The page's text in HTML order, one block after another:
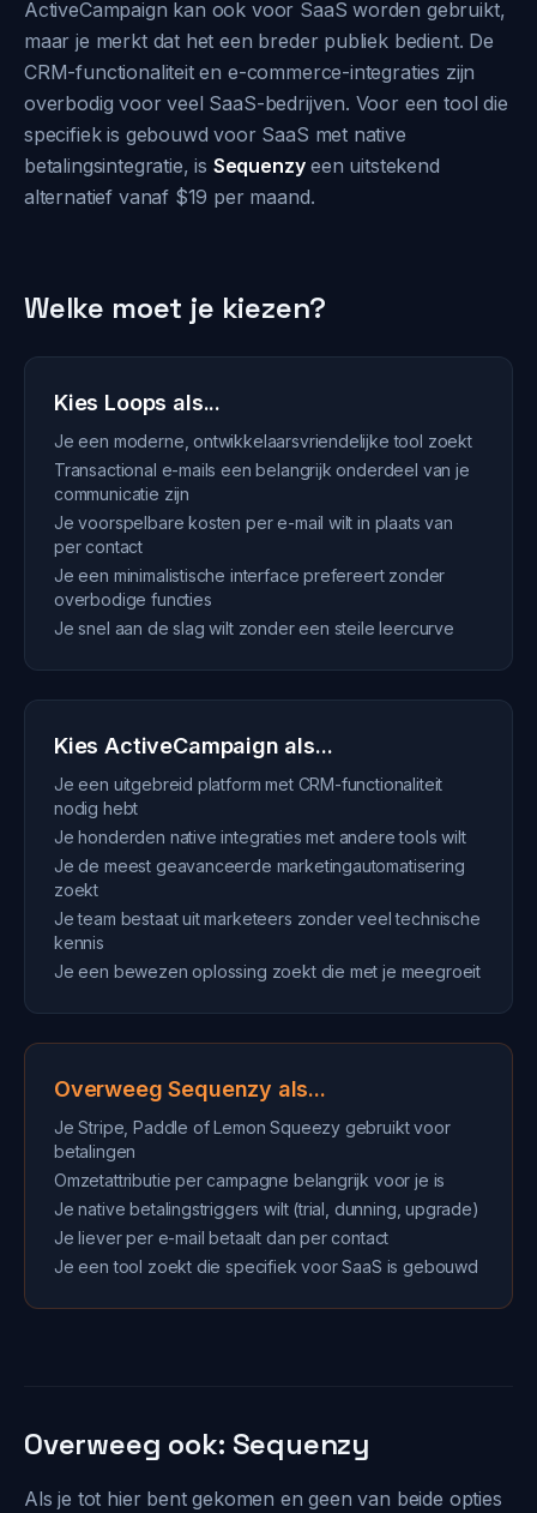
ActiveCampaign kan ook voor SaaS worden gebruikt,
maar je merkt dat het een breder publiek bedient. De
CRM-functionaliteit en e-commerce-integraties zijn
overbodig voor veel SaaS-bedrijven. Voor een tool die
specifiek is gebouwd voor SaaS met native
betalingsintegratie, is Sequenzyeen uitstekend
alternatief vanaf $19 per maand.
Welke moet je kiezen?
Kies Loops als...
Je een moderne, ontwikkelaarsvriendelijke tool zoekt
Transactional e-mails een belangrijk onderdeel van je
communicatie zijn
Je voorspelbare kosten per e-mail wilt in plaats van
per contact
Je een minimalistische interface prefereert zonder
overbodige functies
Je snel aan de slag wilt zonder een steile leercurve
Kies ActiveCampaign als...
Je een uitgebreid platform met CRM-functionaliteit
nodig hebt
Je honderden native integraties met andere tools wilt
Je de meest geavanceerde marketingautomatisering
zoekt
Je team bestaat uit marketeers zonder veel technische
kennis
Je een bewezen oplossing zoekt die met je meegroeit
Overweeg Sequenzy als...
Je Stripe, Paddle of Lemon Squeezy gebruikt voor
betalingen
Omzetattributie per campagne belangrijk voor je is
Je native betalingstriggers wilt (trial, dunning, upgrade)
Je liever per e-mail betaalt dan per contact
Je een tool zoekt die specifiek voor SaaS is gebouwd
Overweeg ook: Sequenzy
Als je tot hier bent gekomen en geen van beide opties